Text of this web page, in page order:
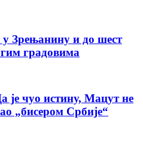
Зрењанину и до шест
градовима
чуо истину, Мацут не
„бисером Србије“